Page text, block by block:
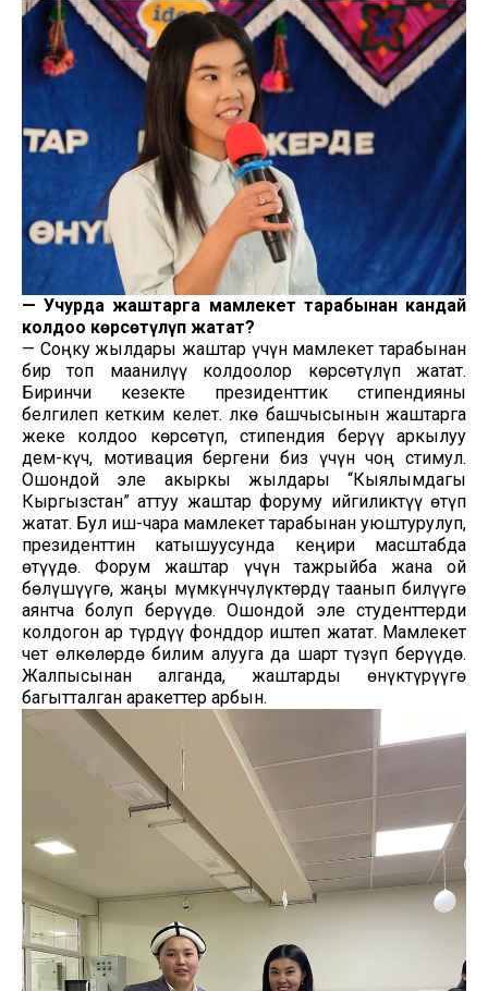
— Учурда жаштарга мамлекет тарабынан кандай
колдоо көрсөтүлүп жатат?
— Соңку жылдары жаштар үчүн мамлекет тарабынан
бир топ маанилүү колдоолор көрсөтүлүп жатат.
Биринчи кезекте президенттик стипендияны
белгилеп кетким келет. Өлкө башчысынын жаштарга
жеке колдоо көрсөтүп, стипендия берүү аркылуу
дем-күч, мотивация бергени биз үчүн чоң стимул.
Ошондой эле акыркы жылдары “Кыялымдагы
Кыргызстан” аттуу жаштар форуму ийгиликтүү өтүп
жатат. Бул иш-чара мамлекет тарабынан уюштурулуп,
президенттин катышуусунда кеңири масштабда
өтүүдө. Форум жаштар үчүн тажрыйба жана ой
бөлүшүүгө, жаңы мүмкүнчүлүктөрдү таанып билүүгө
аянтча болуп берүүдө. Ошондой эле студенттерди
колдогон ар түрдүү фонддор иштеп жатат. Мамлекет
чет өлкөлөрдө билим алууга да шарт түзүп берүүдө.
Жалпысынан алганда, жаштарды өнүктүрүүгө
багытталган аракеттер арбын.